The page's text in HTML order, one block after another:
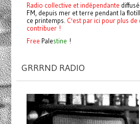
Radio collective et indépendante
FM, depuis mer et terre pendant la
ce printemps. C'est par ici pour plus de
contribuer !
Free Palestine !
GRRRND RADIO